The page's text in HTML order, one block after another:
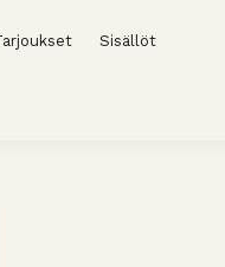
Sisällöt